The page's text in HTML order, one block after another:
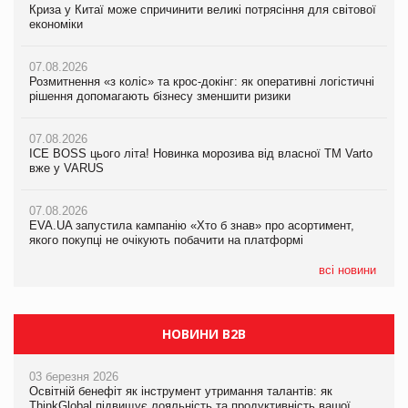
Криза у Китаї може спричинити великі потрясіння для світової
економіки
07.08.2026
Розмитнення «з коліс» та крос-докінг: як оперативні логістичні
рішення допомагають бізнесу зменшити ризики
07.08.2026
ICE BOSS цього літа! Новинка морозива від власної ТМ Varto
вже у VARUS
07.08.2026
EVA.UA запустила кампанію «Хто б знав» про асортимент,
якого покупці не очікують побачити на платформі
всі новини
07.08.2026
ICE BOSS цього літа! Новинка морозива від власної ТМ Varto
07.08.2026
EVA.UA запустила кампанію «Хто б знав» про асортимент,
06.08.2026
Смачна новинка для хвостатих: у VARUS з’явилися паучі
05.08.2026
Мережа супермаркетів VARUS купує мережу магазинів
Криза у Китаї може спричинити великі потрясіння для світової
економіки
07.08.2026
Kraft Heinz скоротила збиток у першому півріччі
Продажі Hugo Boss впали на 9%
НОВИНИ B2B
03 березня 2026
Освітній бенефіт як інструмент утримання талантів: як